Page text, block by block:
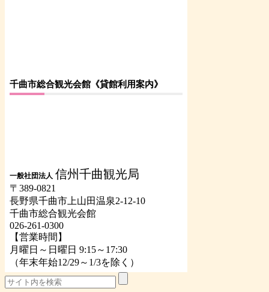
千曲市総合観光会館《貸館利用案内》
一般社団法人 信州千曲観光局
〒389-0821
長野県千曲市上山田温泉2-12-10
千曲市総合観光会館
026-261-0300
【営業時間】
月曜日～日曜日 9:15～17:30
（年末年始12/29～1/3を除く）